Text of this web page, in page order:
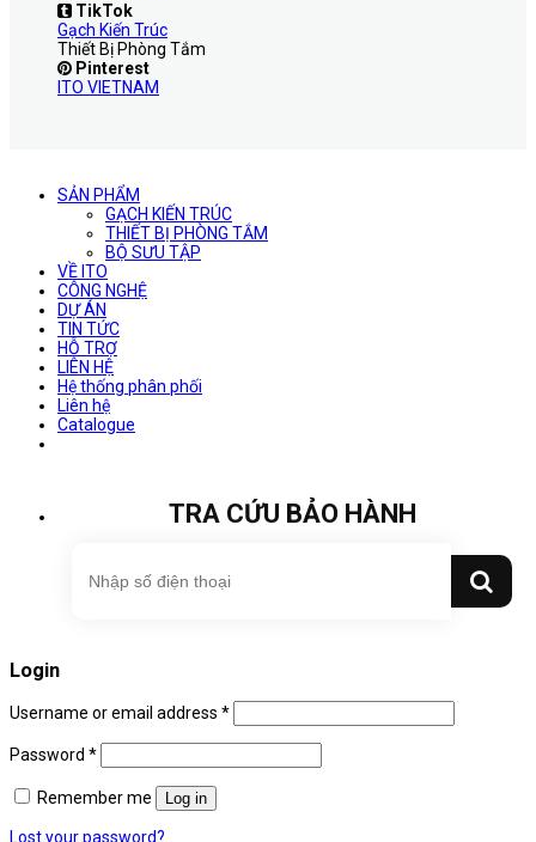
TikTok
Gạch Kiến Trúc
Thiết Bị Phòng Tắm
Pinterest
ITO VIETNAM
SẢN PHẨM
GẠCH KIẾN TRÚC
THIẾT BỊ PHÒNG TẮM
BỘ SƯU TẬP
VỀ ITO
CÔNG NGHỆ
DỰ ÁN
TIN TỨC
HỖ TRỢ
LIÊN HỆ
Hệ thống phân phối
Liên hệ
Catalogue
TRA CỨU BẢO HÀNH
Login
Username or email address *
Password *
Remember me Log in
Lost your password?